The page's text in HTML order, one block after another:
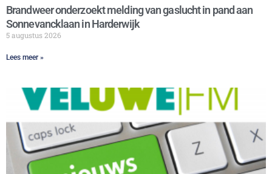
Brandweer onderzoekt melding van gaslucht in pand aan
Sonnevancklaan in Harderwijk
5 augustus 2026
Lees meer »